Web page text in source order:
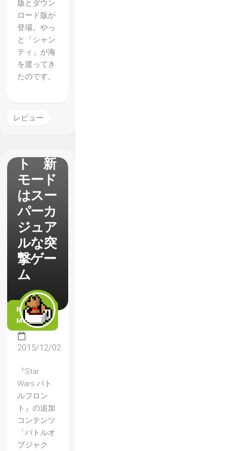
版とダウン
ロード版が
登場。やっ
と「シャン
ティ」が海
を渡ってき
たのです。
レビュー
フロン
ト】
DLC第
1弾
「バト
ルオブ
ジャク
ー」プ
ト 新
モード
はスー
パーカ
ジュア
ルな突
撃ゲー
ム
READ
MORE
2015/12/02
『Star
Wars バト
ルフロン
ト』の追加
コンテンツ
「バトルオ
ブジャク